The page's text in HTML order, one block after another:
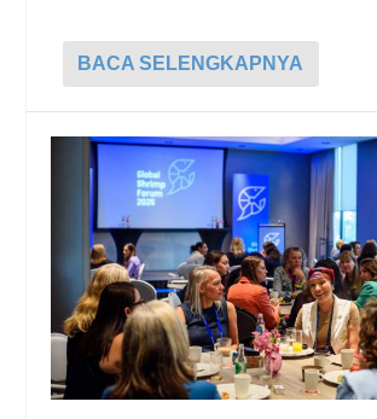
BACA SELENGKAPNYA